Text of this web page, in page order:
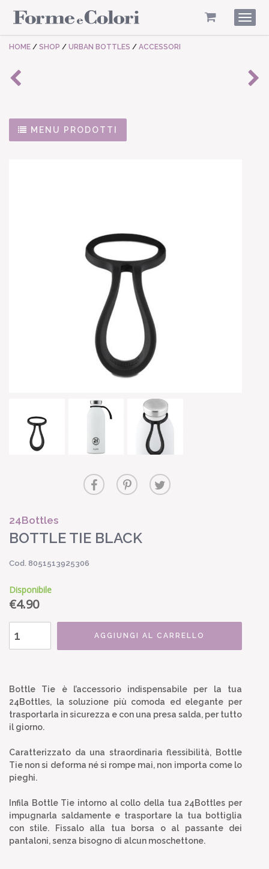
HOME / SHOP / URBAN BOTTLES / ACCESSORI
MENU PRODOTTI
24Bottles
BOTTLE TIE BLACK
Cod. 8051513925306
Disponibile
€4.90
AGGIUNGI AL CARRELLO
Bottle Tie è l’accessorio indispensabile per la tua
24Bottles, la soluzione più comoda ed elegante per
trasportarla in sicurezza e con una presa salda, per tutto
il giorno.
Caratterizzato da una straordinaria flessibilità, Bottle
Tie non si deforma né si rompe mai, non importa come lo
pieghi.
Infila Bottle Tie intorno al collo della tua 24Bottles per
impugnarla saldamente e trasportare la tua bottiglia
con stile. Fissalo alla tua borsa o al passante dei
pantaloni, senza bisogno di alcun moschettone.